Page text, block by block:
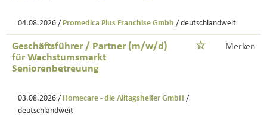
04.08.2026 / Promedica Plus Franchise Gmbh / deutschlandweit
Geschäftsführer / Partner (m/w/d)
für Wachstumsmarkt
Seniorenbetreuung
Merken
03.08.2026 / Homecare - die Alltagshelfer GmbH /
deutschlandweit